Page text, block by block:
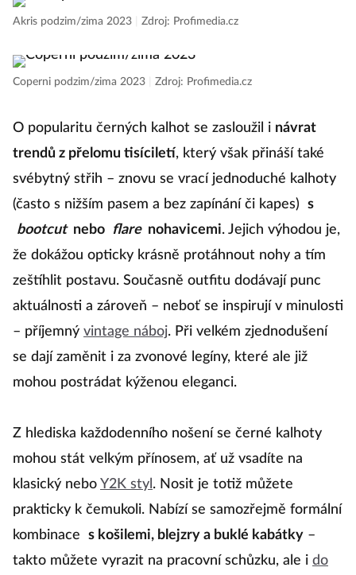
Akris podzim/zima 2023 Zdroj: Profimedia.cz
Coperni podzim/zima 2023 Zdroj: Profimedia.cz
O popularitu černých kalhot se zasloužil i návrat
trendů z přelomu tisíciletí, který však přináší také
svébytný střih – znovu se vrací jednoduché kalhoty
(často s nižším pasem a bez zapínání či kapes)
s
bootcut nebo flare nohavicemi. Jejich výhodou je,
že dokážou opticky krásně protáhnout nohy a tím
zeštíhlit postavu. Současně outfitu dodávají punc
aktuálnosti a zároveň – neboť se inspirují v minulosti
– příjemný vintage náboj. Při velkém zjednodušení
se dají zaměnit i za zvonové legíny, které ale již
mohou postrádat kýženou eleganci.
Z hlediska každodenního nošení se černé kalhoty
mohou stát velkým přínosem, ať už vsadíte na
klasický nebo Y2K styl . Nosit je totiž můžete
prakticky k čemukoli. Nabízí se samozřejmě formální
kombinace
s košilemi, blejzry a buklé kabátky–
takto můžete vyrazit na pracovní schůzku, ale i do